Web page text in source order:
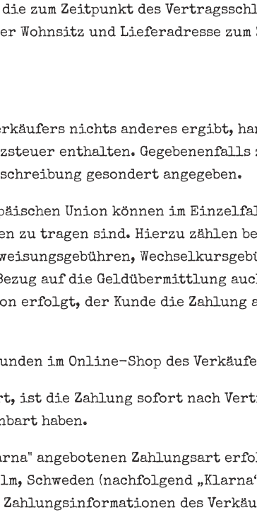
zum Zeitpunkt des
Wohnsitz und Lieferadresse
nichts anderes ergibt,
enthalten.
gesondert angegeben.
Union können im
zu tragen sind. Hierzu zählen
auf die Geldübermittlung
erfolgt, der Kunde die Zahlung
im Online-Shop des
ist die Zahlung sofort nach
haben.
angebotenen Zahlungsart
Schweden (nachfolgend
des